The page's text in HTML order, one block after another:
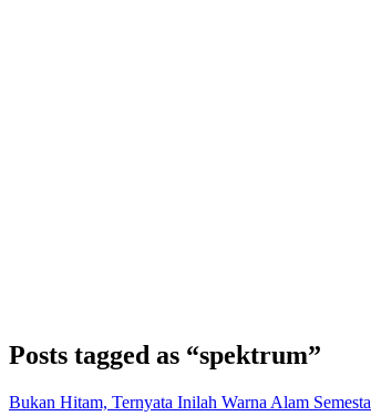
Posts tagged as “spektrum”
Bukan Hitam, Ternyata Inilah Warna Alam Semesta